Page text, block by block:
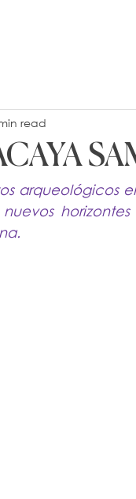
read
arqueológicos